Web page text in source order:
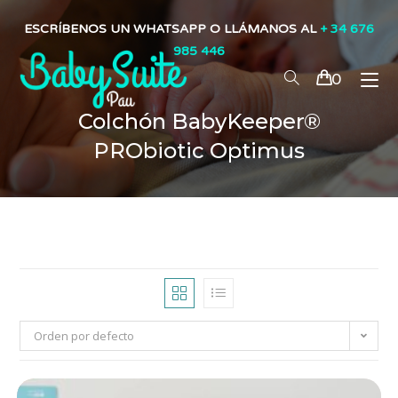
ESCRÍBENOS UN WHATSAPP O LLÁMANOS AL + 34 676
985 446
0
Colchón BabyKeeper®
PRObiotic Optimus
Orden por defecto